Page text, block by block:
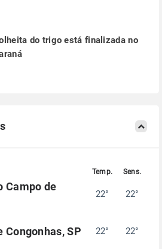
do trigo está finalizada no
Campo de
22° 22°
Congonhas, SP 22° 22°